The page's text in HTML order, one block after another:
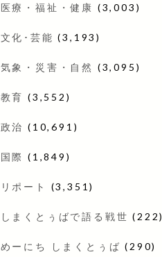
医療・福祉・健康 (3,003)
文化･芸能 (3,193)
気象・災害・自然 (3,095)
教育 (3,552)
政治 (10,691)
国際 (1,849)
リポート (3,351)
しまくとぅばで語る戦世 (222)
めーにち しまくとぅば (290)